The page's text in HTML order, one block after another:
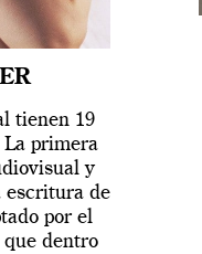
tienen 19
La primera
y
escritura de
por el
dentro